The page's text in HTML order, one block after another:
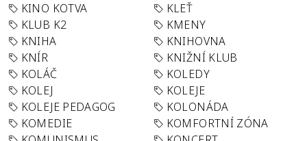
KINO KOTVA
KLEŤ
KLUB K2
KMENY
KNIHA
KNIHOVNA
KNÍR
KNIŽNÍ KLUB
KOLÁČ
KOLEDY
KOLEJ
KOLEJE
KOLEJE PEDAGOG
KOLONÁDA
KOMEDIE
KOMFORTNÍ ZÓNA